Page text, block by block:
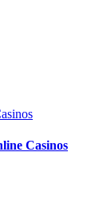
Casinos